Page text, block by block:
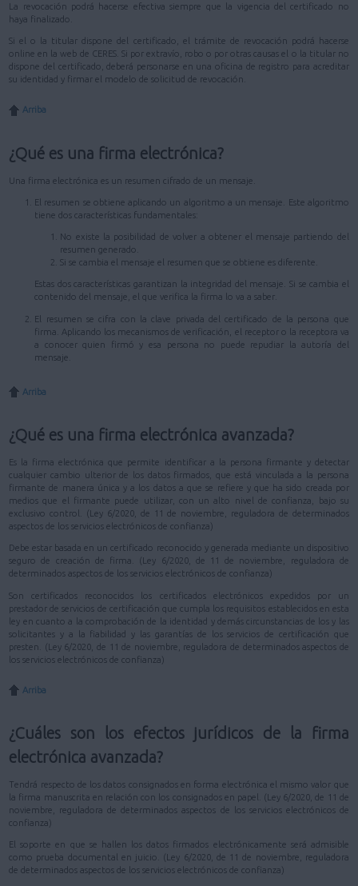
La revocación podrá hacerse efectiva siempre que la vigencia del certificado no
haya finalizado.
Si el o la titular dispone del certificado, el trámite de revocación podrá hacerse
online en la web de CERES. Si por extravío, robo o por otras causas el o la titular no
dispone del certificado, deberá personarse en una oficina de registro para acreditar
su identidad y firmar el modelo de solicitud de revocación.
Arriba
¿Qué es una firma electrónica?
Una firma electrónica es un resumen cifrado de un mensaje.
El resumen se obtiene aplicando un algoritmo a un mensaje. Este algoritmo
tiene dos características fundamentales:
No existe la posibilidad de volver a obtener el mensaje partiendo del
resumen generado.
Si se cambia el mensaje el resumen que se obtiene es diferente.
Estas dos características garantizan la integridad del mensaje. Si se cambia el
contenido del mensaje, el que verifica la firma lo va a saber.
El resumen se cifra con la clave privada del certificado de la persona que
firma. Aplicando los mecanismos de verificación, el receptor o la receptora va
a conocer quien firmó y esa persona no puede repudiar la autoría del
mensaje.
Arriba
¿Qué es una firma electrónica avanzada?
Es la firma electrónica que permite identificar a la persona firmante y detectar
cualquier cambio ulterior de los datos firmados, que está vinculada a la persona
firmante de manera única y a los datos a que se refiere y que ha sido creada por
medios que el firmante puede utilizar, con un alto nivel de confianza, bajo su
exclusivo control. (Ley 6/2020, de 11 de noviembre, reguladora de determinados
aspectos de los servicios electrónicos de confianza)
Debe estar basada en un certificado reconocido y generada mediante un dispositivo
seguro de creación de firma. (Ley 6/2020, de 11 de noviembre, reguladora de
determinados aspectos de los servicios electrónicos de confianza)
Son certificados reconocidos los certificados electrónicos expedidos por un
prestador de servicios de certificación que cumpla los requisitos establecidos en esta
ley en cuanto a la comprobación de la identidad y demás circunstancias de los y las
solicitantes y a la fiabilidad y las garantías de los servicios de certificación que
presten. (Ley 6/2020, de 11 de noviembre, reguladora de determinados aspectos de
los servicios electrónicos de confianza)
Arriba
¿Cuáles son los efectos jurídicos de la firma
electrónica avanzada?
Tendrá respecto de los datos consignados en forma electrónica el mismo valor que
la firma manuscrita en relación con los consignados en papel. (Ley 6/2020, de 11 de
noviembre, reguladora de determinados aspectos de los servicios electrónicos de
confianza)
El soporte en que se hallen los datos firmados electrónicamente será admisible
como prueba documental en juicio. (Ley 6/2020, de 11 de noviembre, reguladora
de determinados aspectos de los servicios electrónicos de confianza)